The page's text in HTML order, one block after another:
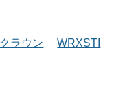
クラウン
WRXSTI